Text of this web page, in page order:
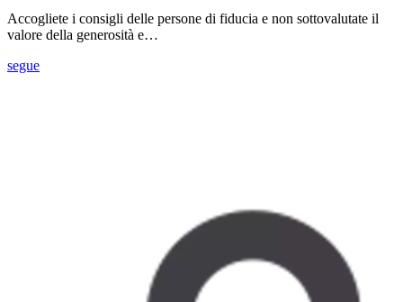
Accogliete i consigli delle persone di fiducia e non sottovalutate il
valore della generosità e…
segue